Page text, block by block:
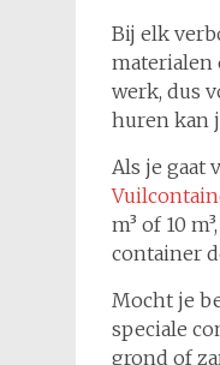
Bij elk
materialen
werk, dus
huren kan
Als je gaat
m³ of 10
container
Mocht je
speciale
grond of